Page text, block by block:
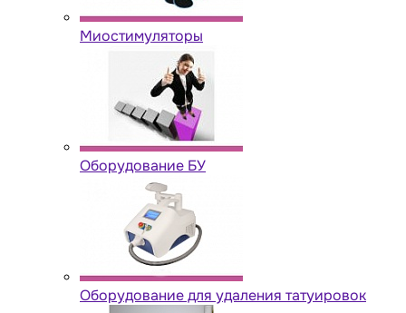
Миостимуляторы
Оборудование БУ
Оборудование для удаления татуировок